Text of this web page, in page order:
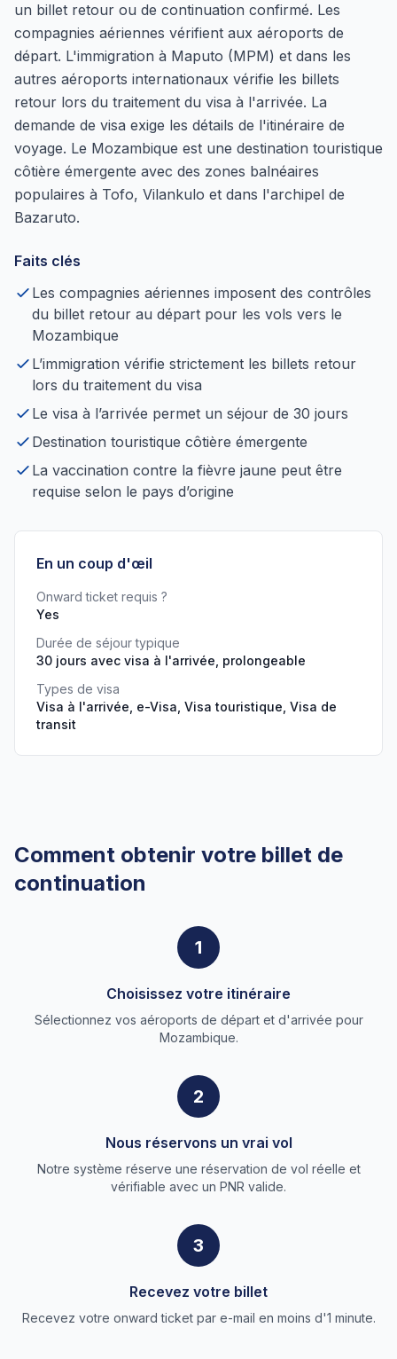
un billet retour ou de continuation confirmé. Les
compagnies aériennes vérifient aux aéroports de
départ. L'immigration à Maputo (MPM) et dans les
autres aéroports internationaux vérifie les billets
retour lors du traitement du visa à l'arrivée. La
demande de visa exige les détails de l'itinéraire de
voyage. Le Mozambique est une destination touristique
côtière émergente avec des zones balnéaires
populaires à Tofo, Vilankulo et dans l'archipel de
Bazaruto.
Faits clés
Les compagnies aériennes imposent des contrôles
du billet retour au départ pour les vols vers le
Mozambique
L’immigration vérifie strictement les billets retour
lors du traitement du visa
Le visa à l’arrivée permet un séjour de 30 jours
Destination touristique côtière émergente
La vaccination contre la fièvre jaune peut être
requise selon le pays d’origine
En un coup d'œil
Onward ticket requis ?
Yes
Durée de séjour typique
30 jours avec visa à l'arrivée, prolongeable
Types de visa
Visa à l'arrivée, e-Visa, Visa touristique, Visa de
transit
Comment obtenir votre billet de
continuation
1
Choisissez votre itinéraire
Sélectionnez vos aéroports de départ et d'arrivée pour
Mozambique.
2
Nous réservons un vrai vol
Notre système réserve une réservation de vol réelle et
vérifiable avec un PNR valide.
3
Recevez votre billet
Recevez votre onward ticket par e-mail en moins d'1 minute.